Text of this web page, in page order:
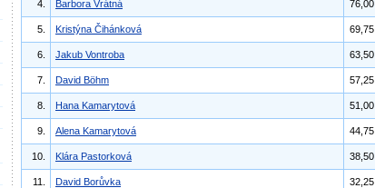
4. Barbora Vrátná 76,00
5. Kristýna Čihánková 69,75
6. Jakub Vontroba 63,50
7. David Böhm 57,25
8. Hana Kamarytová 51,00
9. Alena Kamarytová 44,75
10. Klára Pastorková 38,50
11. David Borůvka 32,25